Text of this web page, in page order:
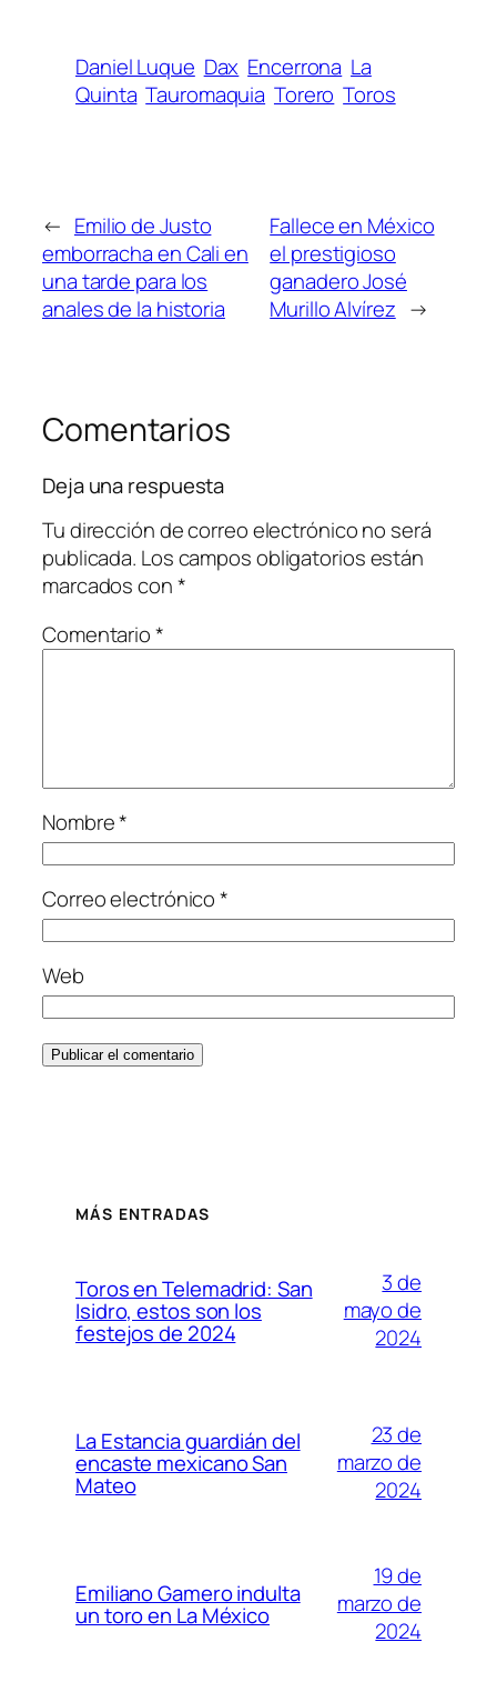
Daniel Luque Dax Encerrona La
Quinta Tauromaquia Torero Toros
← Emilio de Justo
emborracha en Cali en
una tarde para los
anales de la historia
Fallece en México
el prestigioso
ganadero José
Murillo Alvírez →
Comentarios
Deja una respuesta
Tu dirección de correo electrónico no será
publicada. Los campos obligatorios están
marcados con*
Comentario*
Nombre*
Correo electrónico*
Web
MÁS ENTRADAS
Toros en Telemadrid: San
Isidro, estos son los
festejos de 2024
3 de
mayo de
2024
La Estancia guardián del
encaste mexicano San
Mateo
23 de
marzo de
2024
Emiliano Gamero indulta
un toro en La México
19 de
marzo de
2024